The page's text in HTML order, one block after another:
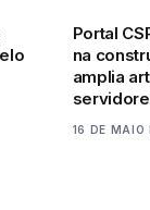
Portal
na
amplia
16 DE MAIO